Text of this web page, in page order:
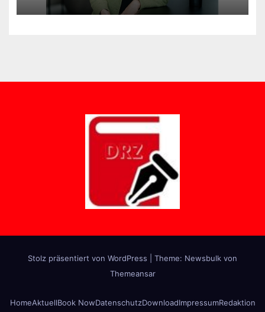
Stolz präsentiert von WordPress Theme: Newsbulk von
Themeansar
HomeAktuellBook NowDatenschutzDownloadImpressumRedaktion